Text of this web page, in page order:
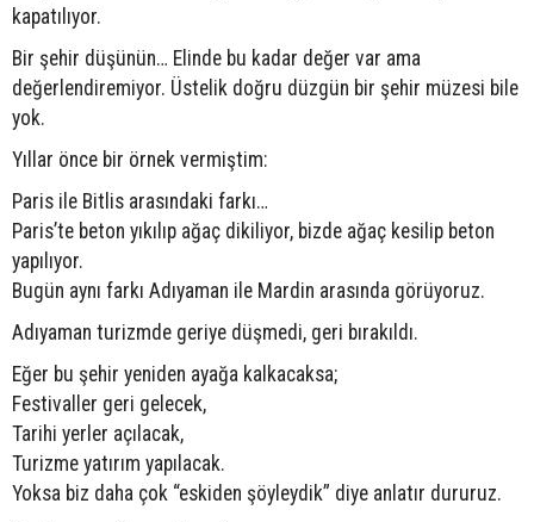
kapatılıyor.
Bir şehir düşünün… Elinde bu kadar değer var ama
değerlendiremiyor. Üstelik doğru düzgün bir şehir müzesi bile
yok.
Yıllar önce bir örnek vermiştim:
Paris ile Bitlis arasındaki farkı…
Paris’te beton yıkılıp ağaç dikiliyor, bizde ağaç kesilip beton
yapılıyor.
Bugün aynı farkı Adıyaman ile Mardin arasında görüyoruz.
Adıyaman turizmde geriye düşmedi, geri bırakıldı.
Eğer bu şehir yeniden ayağa kalkacaksa;
Festivaller geri gelecek,
Tarihi yerler açılacak,
Turizme yatırım yapılacak.
Yoksa biz daha çok “eskiden şöyleydik” diye anlatır dururuz.